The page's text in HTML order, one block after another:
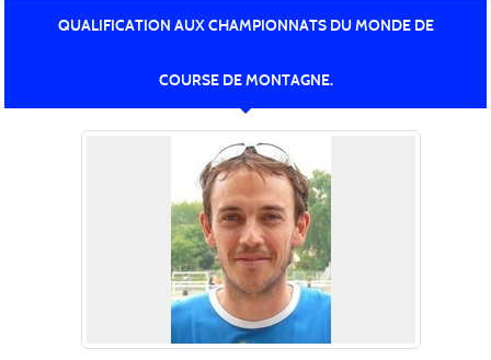
QUALIFICATION AUX CHAMPIONNATS DU MONDE DE
COURSE DE MONTAGNE.